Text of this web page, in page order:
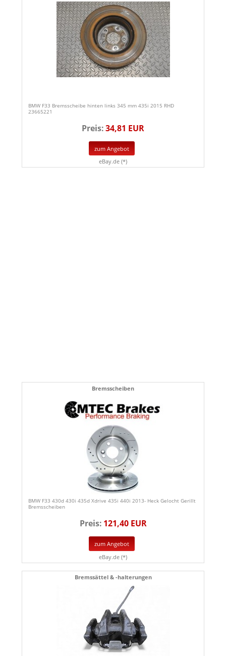
BMW F33 Bremsscheibe hinten links 345 mm 435i 2015 RHD
23665221
Preis:34,81 EUR
zum Angebot
eBay.de (*)
Bremsscheiben
BMW F33 430d 430i 435d Xdrive 435i 440i 2013- Heck Gelocht Gerillt
Bremsscheiben
Preis: 121,40 EUR
zum Angebot
eBay.de (*)
Bremssättel & -halterungen